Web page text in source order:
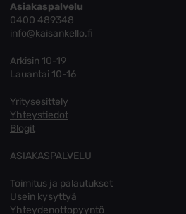
Asiakaspalvelu
0400 489348
info@kaisankello.fi
Arkisin 10-19
Lauantai 10-16
Yritysesittely
Yhteystiedot
Blogit
ASIAKASPALVELU
Toimitus ja palautukset
Usein kysyttyä
Yhteydenottopyyntö